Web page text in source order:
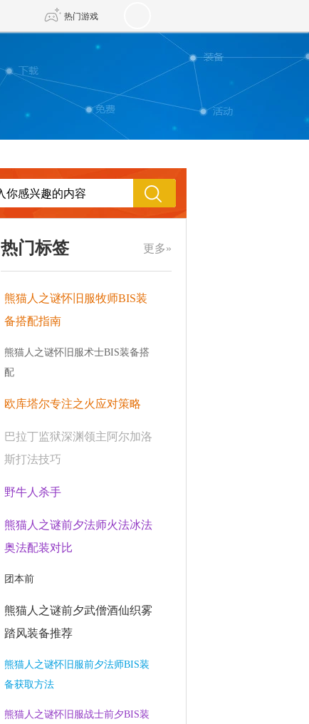
热门游戏
DNF 传奇4
诛仙世界 新仙侠5
更多»
热门标签
熊猫人之谜怀旧服牧师BIS装
备搭配指南
熊猫人之谜怀旧服术士BIS装备搭
配
欧库塔尔专注之火应对策略
巴拉丁监狱深渊领主阿尔加洛
斯打法技巧
野牛人杀手
熊猫人之谜前夕法师火法冰法
奥法配装对比
团本前
熊猫人之谜前夕武僧酒仙织雾
踏风装备推荐
熊猫人之谜怀旧服前夕法师BIS装
备获取方法
熊猫人之谜怀旧服战士前夕BIS装